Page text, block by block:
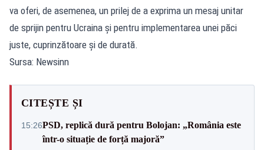
va oferi, de asemenea, un prilej de a exprima un mesaj unitar
de sprijin pentru Ucraina și pentru implementarea unei păci
juste, cuprinzătoare și de durată.
Sursa: Newsinn
CITEȘTE ȘI
15:26PSD, replică dură pentru Bolojan: „România este
într-o situație de forță majoră”